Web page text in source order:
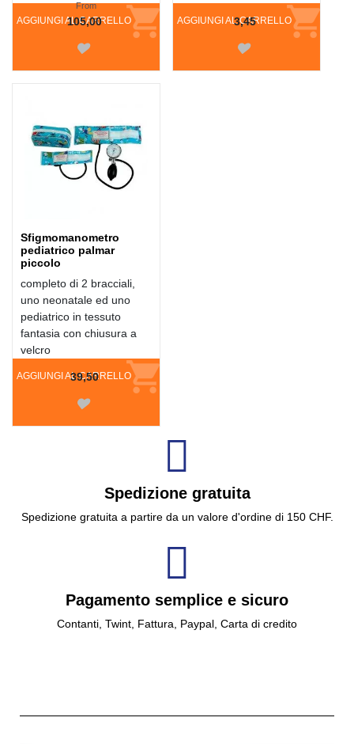
AGGIUNGI AL CARRELLO
From
105,00 AGGIUNGI AL CARRELLO
3,45
Sfigmomanometro
pediatrico palmar
piccolo
completo di 2 bracciali,
uno neonatale ed uno
pediatrico in tessuto
fantasia con chiusura a
velcro
AGGIUNGI AL CARRELLO
39,50
Spedizione gratuita
Spedizione gratuita a partire da un valore d'ordine di 150 CHF.
Pagamento semplice e sicuro
Contanti, Twint, Fattura, Paypal, Carta di credito